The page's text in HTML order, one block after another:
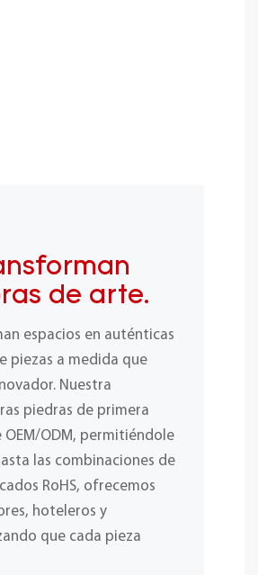
de arte.
espacios en auténticas
piezas a medida que
Nuestra
piedras de primera
ODM, permitiéndole
las combinaciones de
RoHS, ofrecemos
hoteleros y
que cada pieza